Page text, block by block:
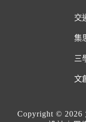
交
集
三
文
Copyright © 2026